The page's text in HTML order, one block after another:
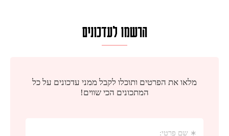
הרשמו לעדכונים